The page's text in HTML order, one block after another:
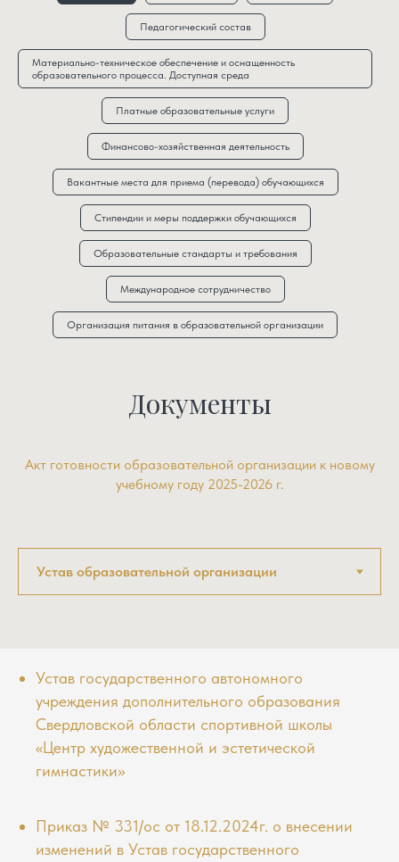
Педагогический состав
Материально-техническое обеспечение и оснащенность
образовательного процесса. Доступная среда
Платные образовательные услуги
Финансово-хозяйственная деятельность
Вакантные места для приема (перевода) обучающихся
Стипендии и меры поддержки обучающихся
Образовательные стандарты и требования
Международное сотрудничество
Организация питания в образовательной организации
Документы
Акт готовности образовательной организации к новому
учебному году 2025-2026 г.
Устав государственного автономного
учреждения дополнительного образования
Свердловской области спортивной школы
«Центр художественной и эстетической
гимнастики»
Приказ № 331/ос от 18.12.2024г. о внесении
изменений в Устав государственного